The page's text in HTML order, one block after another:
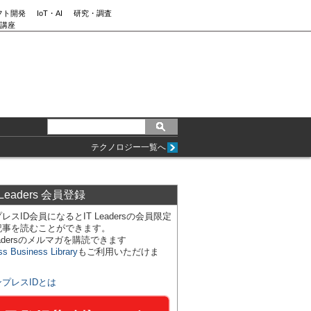
ト開発 IoT・AI
研究・調査
座
テクノロジー一覧へ
会員登録
スID会員になるとIT Leadersの会員限定
を読むことができます。
のメルマガを購読できます
Business Libraryもご利用いただけま
プレスIDとは